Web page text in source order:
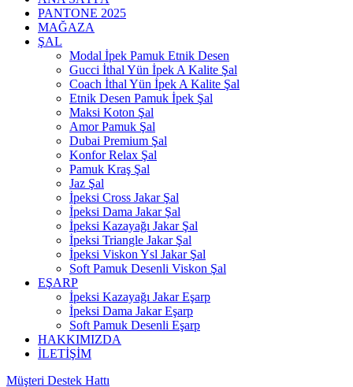
PANTONE 2025
MAĞAZA
ŞAL
Modal İpek Pamuk Etnik Desen
Gucci İthal Yün İpek A Kalite Şal
Coach İthal Yün İpek A Kalite Şal
Etnik Desen Pamuk İpek Şal
Maksi Koton Şal
Amor Pamuk Şal
Dubai Premium Şal
Konfor Relax Şal
Pamuk Kraş Şal
Jaz Şal
İpeksi Cross Jakar Şal
İpeksi Dama Jakar Şal
İpeksi Kazayağı Jakar Şal
İpeksi Triangle Jakar Şal
İpeksi Viskon Ysl Jakar Şal
Soft Pamuk Desenli Viskon Şal
EŞARP
İpeksi Kazayağı Jakar Eşarp
İpeksi Dama Jakar Eşarp
Soft Pamuk Desenli Eşarp
HAKKIMIZDA
İLETİŞİM
Müşteri Destek Hattı